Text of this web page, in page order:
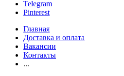
Telegram
Pinterest
Главная
Доставка и оплата
Вакансии
Контакты
...